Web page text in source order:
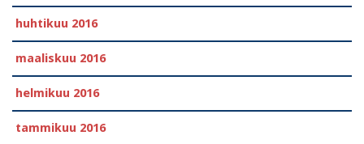
huhtikuu 2016
maaliskuu 2016
helmikuu 2016
tammikuu 2016